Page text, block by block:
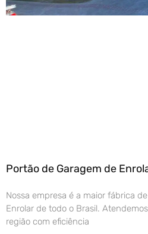
Portão de Garagem de
Nossa empresa é a maior fábrica
Enrolar de todo o Brasil.
região com eficiência